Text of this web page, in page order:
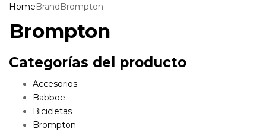
HomeBrandBrompton
Brompton
Categorías del producto
Accesorios
Babboe
Bicicletas
Brompton